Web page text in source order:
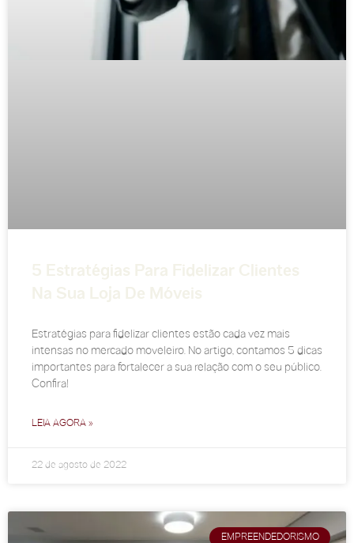
5 Estratégias Para Fidelizar Clientes
Na Sua Loja De Móveis
Estratégias para fidelizar clientes estão cada vez mais
intensas no mercado moveleiro. No artigo, contamos 5 dicas
importantes para fortalecer a sua relação com o seu público.
Confira!
LEIA AGORA »
22 de agosto de 2022
EMPREENDEDORISMO